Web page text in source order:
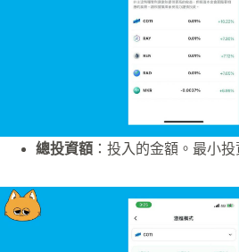
總投資額 ：投入的金額。最小